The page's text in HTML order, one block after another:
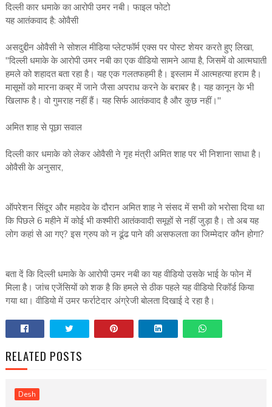
दिल्ली कार धमाके का आरोपी उमर नबी। फाइल फोटो
यह आतंकवाद है: ओवैसी
असदुद्दीन ओवैसी ने सोशल मीडिया प्लेटफॉर्म एक्स पर पोस्ट शेयर करते हुए लिखा,
"दिल्ली धमाके के आरोपी उमर नबी का एक वीडियो सामने आया है, जिसमें वो आत्मघाती
हमले को शहादत बता रहा है। यह एक गलतफहमी है। इस्लाम में आत्महत्या हराम है।
मासूमों को मारना कब्र में जाने जैसा अपराध करने के बराबर है। यह कानून के भी
खिलाफ है। वो गुमराह नहीं हैं। यह सिर्फ आतंकवाद है और कुछ नहीं।"
अमित शाह से पूछा सवाल
दिल्ली कार धमाके को लेकर ओवैसी ने गृह मंत्री अमित शाह पर भी निशाना साधा है।
ओवैसी के अनुसार,
ऑपरेशन सिंदूर और महादेव के दौरान अमित शाह ने संसद में सभी को भरोसा दिया था
कि पिछले 6 महीने में कोई भी कश्मीरी आतंकवादी समूहों से नहीं जुड़ा है। तो अब यह
लोग कहां से आ गए? इस ग्रुप को न ढूंढ पाने की असफलता का जिम्मेदार कौन होगा?
बता दें कि दिल्ली धमाके के आरोपी उमर नबी का यह वीडियो उसके भाई के फोन में
मिला है। जांच एजेंसियों को शक है कि हमले से ठीक पहले यह वीडियो रिकॉर्ड किया
गया था। वीडियो में उमर फर्राटेदार अंग्रेजी बोलता दिखाई दे रहा है।
RELATED POSTS
Desh